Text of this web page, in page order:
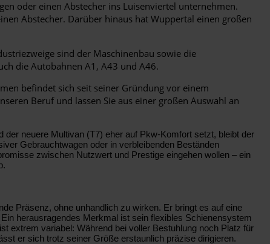
oder einen Abstecher ins Luisenviertel unternehmen.
Abstecher. Darüber hinaus hat Wuppertal einen großen
sind der Maschinenbau sowie die
die Autobahnen A1, A43 und A46.
befindet sich seit seiner Gründung vor einem
Beruf und lassen Sie aus einer großen Auswahl an
neuere Multivan (T7) eher auf Pkw-Komfort setzt, bleibt der
Gebrauchtwagen oder in verbleibenden Beständen
zwischen Nutzwert und Prestige eingehen wollen – ein
Präsenz, ohne unhandlich zu wirken. Er bringt es auf eine
herausragendes Merkmal ist sein flexibles Schienensystem
extrem variabel: Während bei voller Bestuhlung noch Platz für
er sich trotz seiner Größe erstaunlich präzise dirigieren.